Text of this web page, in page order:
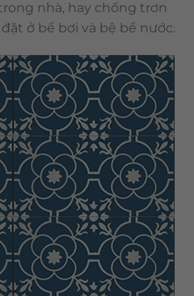
nhà, hay chống trơn
ở bể bơi và bệ bể nước.